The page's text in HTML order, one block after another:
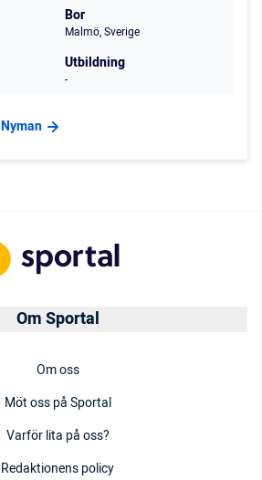
Bor
Malmö, Sverige
Utbildning
-
Om Sportal
Om oss
Möt oss på Sportal
Varför lita på oss?
Redaktionens policy